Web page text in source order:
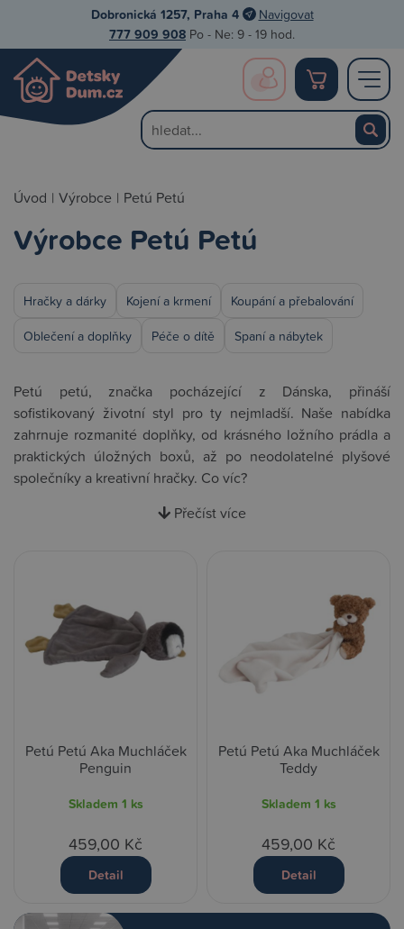
Dobronická 1257, Praha 4 Navigovat
777 909 908 Po - Ne: 9 - 19 hod.
Úvod | Výrobce | Petú Petú
Výrobce Petú Petú
Hračky a dárky Kojení a krmení Koupání a přebalování
Oblečení a doplňky Péče o dítě Spaní a nábytek
Petú petú, značka pocházející z Dánska, přináší
sofistikovaný životní styl pro ty nejmladší. Naše nabídka
zahrnuje rozmanité doplňky, od krásného ložního prádla a
praktických úložných boxů, až po neodolatelné plyšové
společníky a kreativní hračky. Co víc?
Přečíst více
Petú Petú Aka Muchláček
Penguin
Skladem 1 ks
459,00 Kč
Detail
Petú Petú Aka Muchláček
Teddy
Skladem 1 ks
459,00 Kč
Detail